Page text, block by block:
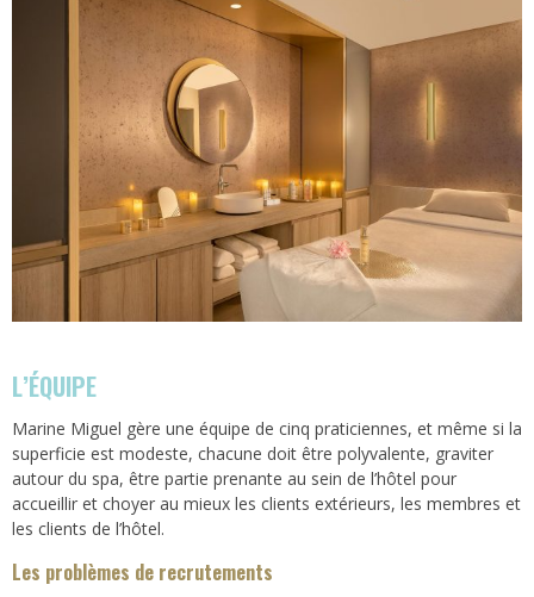
L’ÉQUIPE
Marine Miguel gère une équipe de cinq praticiennes, et même si la
superficie est modeste, chacune doit être polyvalente, graviter
autour du spa, être partie prenante au sein de l’hôtel pour
accueillir et choyer au mieux les clients extérieurs, les membres et
les clients de l’hôtel.
Les problèmes de recrutements